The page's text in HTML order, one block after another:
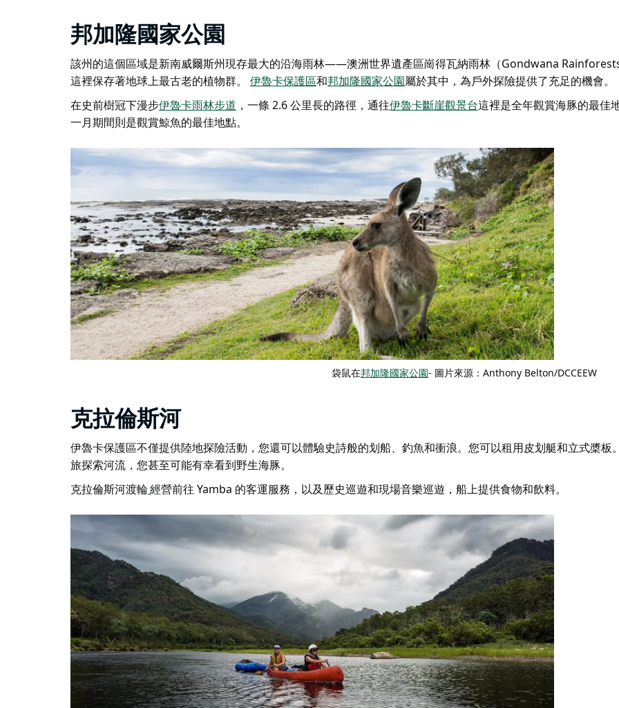
邦加隆國家公園
該州的這個區域是新南威爾斯州現存最大的沿海雨林——澳洲世界遺產區崗得瓦納雨林（Gondwana
這裡保存著地球上最古老的植物群。
伊魯卡保護區和邦加隆國家公園屬於其中，為戶外探險提供了充足的機會。
在史前樹冠下漫步伊魯卡雨林步道 ，一條 2.6 公里長的路徑，通往伊魯卡斷崖觀景台這裡是全年觀賞海豚的最佳
一月期間則是觀賞鯨魚的最佳地點。
袋鼠在邦加隆國家公園- 圖片來源：Anthony Belton/DCCEEW
克拉倫斯河
伊魯卡保護區不僅提供陸地探險活動，您還可以體驗史詩般的划船、釣魚和衝浪。您可以租用皮划艇和立式槳板。
旅探索河流，您甚至可能有幸看到野生海豚。
克拉倫斯河渡輪經營前往 Yamba 的客運服務，以及歷史巡遊和現場音樂巡遊，船上提供食物和飲料。